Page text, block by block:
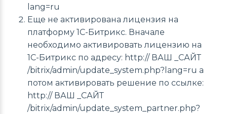
lang=ru
Еще не активирована лицензия на
платформу 1С-Битрикс. Вначале
необходимо активировать лицензию на
1С-Битрикс по адресу: http:// ВАШ _САЙТ
/bitrix/admin/update_system.php?lang=ru а
потом активировать решение по ссылке:
http:// ВАШ _САЙТ
/bitrix/admin/update_system_partner.php?